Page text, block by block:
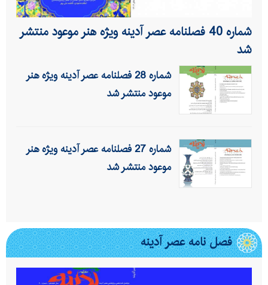
شماره 40 فصلنامه عصر آدینه ویژه هنر موعود منتشر
شد
شماره 28 فصلنامه عصر آدینه ویژه هنر
موعود منتشر شد
شماره 27 فصلنامه عصر آدینه ویژه هنر
موعود منتشر شد
فصل نامه عصر آدینه